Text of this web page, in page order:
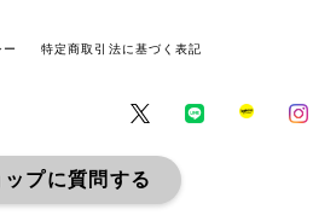
特定商取引法に基づく表記
store All rights reserved.
ップに質問する